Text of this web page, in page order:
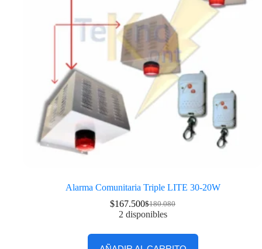
Alarma Comunitaria Triple LITE 30-20W
$180.080
$167.500
2 disponibles